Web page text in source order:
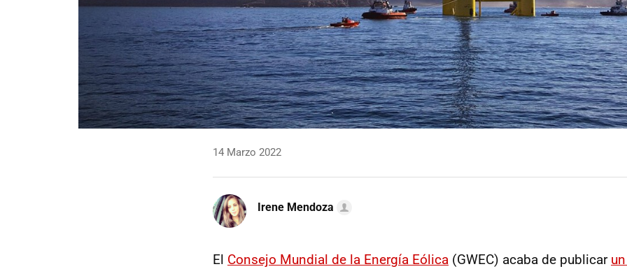
14 Marzo 2022
Irene Mendoza
El Consejo Mundial de la Energía Eólica (GWEC) acaba de publicar